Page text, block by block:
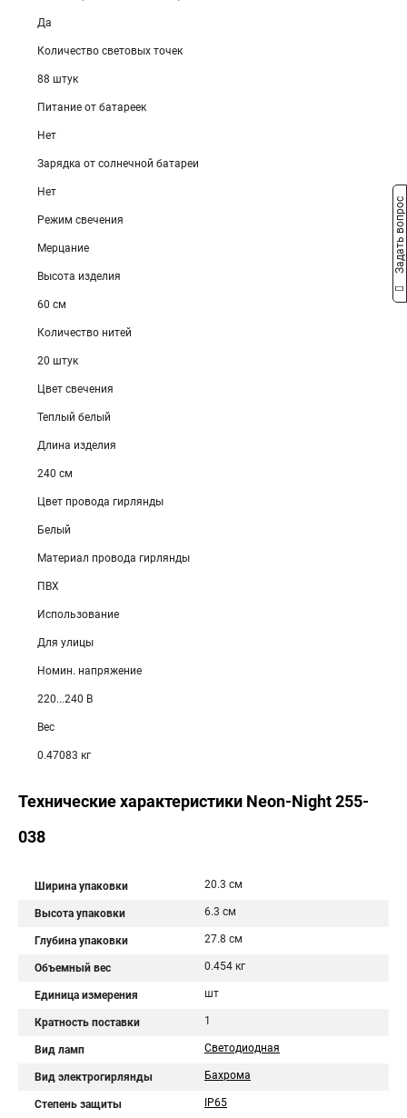
Да
Количество световых точек
88 штук
Питание от батареек
Нет
Зарядка от солнечной батареи
Нет
Режим свечения
Мерцание
Высота изделия
60 см
Количество нитей
20 штук
Цвет свечения
Теплый белый
Длина изделия
240 см
Цвет провода гирлянды
Белый
Материал провода гирлянды
ПВХ
Использование
Для улицы
Номин. напряжение
220...240 В
Вес
0.47083 кг
Технические характеристики Neon-Night 255-
038
Ширина упаковки 20.3 см
Высота упаковки 6.3 см
Глубина упаковки 27.8 см
Объемный вес 0.454 кг
Единица измерения шт
Кратность поставки 1
Вид ламп Светодиодная
Вид электрогирлянды Бахрома
Степень защиты IP65
Задать вопрос